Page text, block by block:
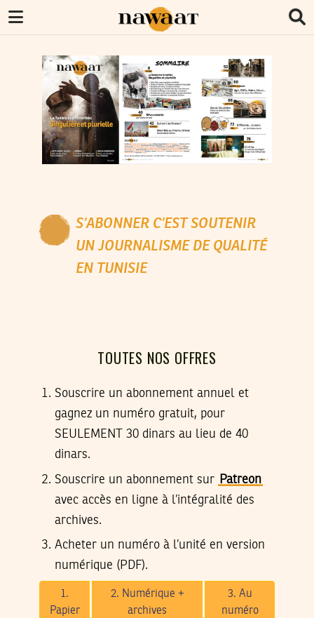
S’ABONNER C’EST SOUTENIR
UN JOURNALISME DE QUALITÉ
EN TUNISIE
TOUTES NOS OFFRES
Souscrire un abonnement annuel et
gagnez un numéro gratuit, pour
SEULEMENT 30 dinars au lieu de 40
dinars.
Souscrire un abonnement sur Patreon
avec accès en ligne à l’intégralité des
archives.
Acheter un numéro à l’unité en version
numérique (PDF).
1.
Papier
2. Numérique +
archives
3. Au
numéro